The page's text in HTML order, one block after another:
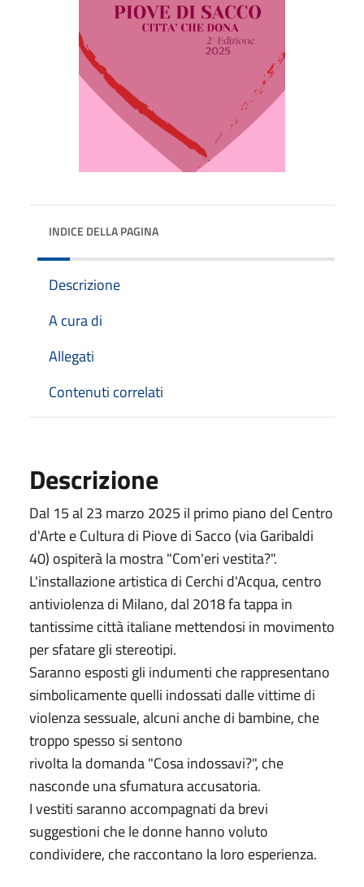
INDICE DELLA PAGINA
Descrizione
A cura di
Allegati
Contenuti correlati
Descrizione
Dal 15 al 23 marzo 2025 il primo piano del Centro
d'Arte e Cultura di Piove di Sacco (via Garibaldi
40) ospiterà la mostra "Com'eri vestita?".
L'installazione artistica di Cerchi d'Acqua, centro
antiviolenza di Milano, dal 2018 fa tappa in
tantissime città italiane mettendosi in movimento
per sfatare gli stereotipi.
Saranno esposti gli indumenti che rappresentano
simbolicamente quelli indossati dalle vittime di
violenza sessuale, alcuni anche di bambine, che
troppo spesso si sentono
rivolta la domanda "Cosa indossavi?", che
nasconde una sfumatura accusatoria.
I vestiti saranno accompagnati da brevi
suggestioni che le donne hanno voluto
condividere, che raccontano la loro esperienza.